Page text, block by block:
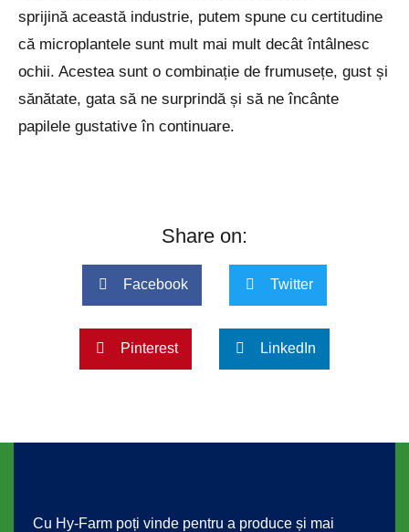
sprijină această industrie, putem spune cu certitudine
că microplantele sunt mult mai mult decât întâlnesc
ochii. Acestea sunt o combinație de frumusețe, gust și
sănătate, gata să ne surprindă și să ne încânte
papilele gustative în continuare.
Share on:
Facebook Twitter
Pinterest LinkedIn
Cu Hy-Farm poți vinde pentru a produce și mai